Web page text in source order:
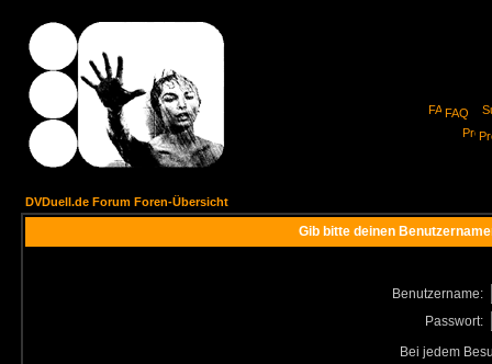
FAQ
DVDuell.de Forum Foren-Übersicht
Gib bitte deinen
Benutzername:
Passwort:
Bei jedem